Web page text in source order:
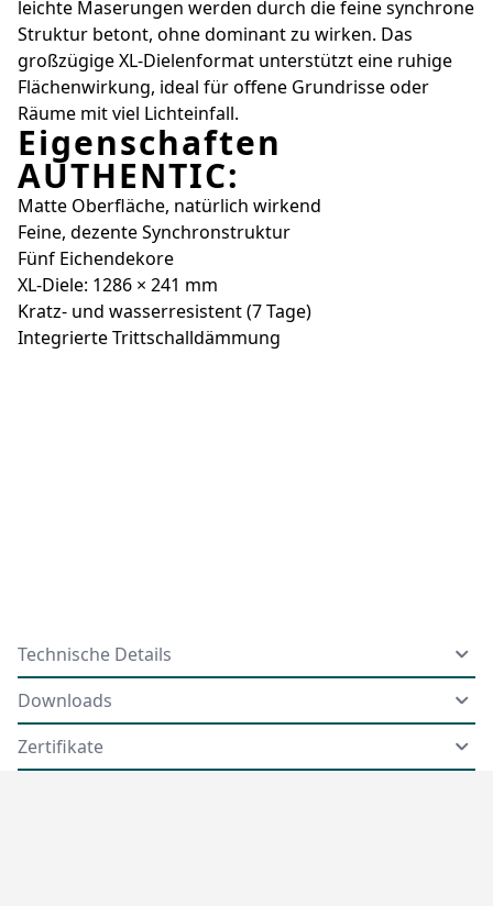
leichte Maserungen werden durch die feine synchrone
Struktur betont, ohne dominant zu wirken. Das
großzügige XL-Dielenformat unterstützt eine ruhige
Flächenwirkung, ideal für offene Grundrisse oder
Räume mit viel Lichteinfall.
Eigenschaften
AUTHENTIC:
Matte Oberfläche, natürlich wirkend
Feine, dezente Synchronstruktur
Fünf Eichendekore
XL-Diele: 1286 × 241 mm
Kratz- und wasserresistent (7 Tage)
Integrierte Trittschalldämmung
Technische Details
Downloads
Zertifikate